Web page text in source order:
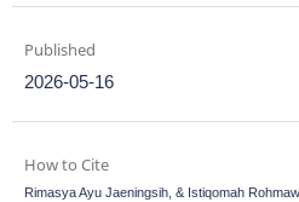
Published
2026-05-16
How to Cite
Rimasya Ayu Jaeningsih, & Istiqomah